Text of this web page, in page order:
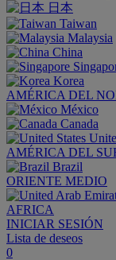
日本
Taiwan
Malaysia
China
Korea
AMÉRICA DEL
México
Canada
AMÉRICA DEL
Brazil
ORIENTE MEDIO
AFRICA
INICIAR SESIÓN
Lista de deseos
0